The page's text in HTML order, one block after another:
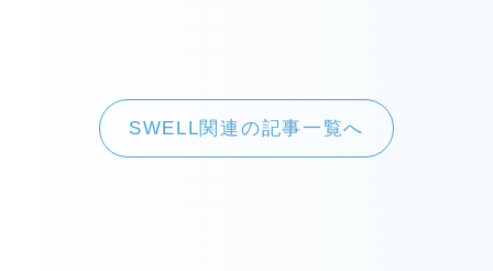
SWELL関連の記事一覧へ